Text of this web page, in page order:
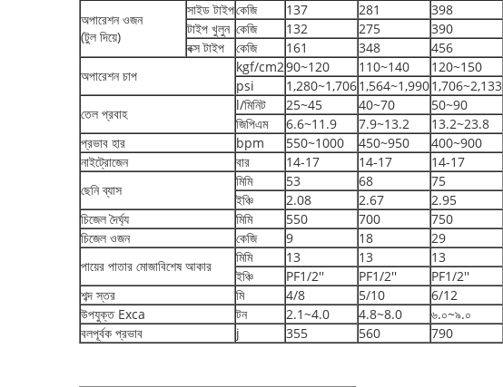
অপারেশন ওজন
(টুল দিয়ে)
সাইড টাইপকেজি 137 281 398
টাইপ খুলুন কেজি 132 275 390
বক্স টাইপ
কেজি 161 348 456
অপারেশন চাপ
kgf/cm290~120 110~140 120~150
psi
1,280~1,7061,564~1,9901,706~2,133
তেল প্রবাহ
l/মিনিট 25~45 40~70 50~90
জিপিএম
6.6~11.9 7.9~13.2 13.2~23.8
প্রভাব হার
bpm 550~1000 450~950 400~900
নাইট্রোজেন
বার 14-17 14-17 14-17
ছেনি ব্যাস
মিমি 53 68 75
ইঞ্চি
2.08 2.67 2.95
চিজেল দৈর্ঘ্য
মিমি 550 700 750
চিজেল ওজন
কেজি 9 18 29
পায়ের পাতার মোজাবিশেষ আকার
মিমি 13 13 13
ইঞ্চি
PF1/2'' PF1/2'' PF1/2''
শব্দ স্তর
মি 4/8 5/10 6/12
উপযুক্ত Exca
টন 2.1~4.0 4.8~8.0 ৬.০~৯.০
বলপূর্বক প্রভাব
j 355 560 790